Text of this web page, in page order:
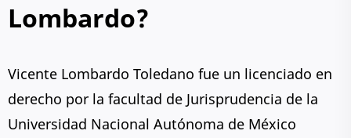
Lombardo?
Vicente Lombardo Toledano fue un licenciado en
derecho por la facultad de Jurisprudencia de la
Universidad Nacional Autónoma de México